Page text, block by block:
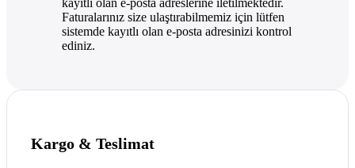
Faturalarınız size ulaştırabilmemiz için lütfen
sistemde kayıtlı olan e-posta adresinizi kontrol
ediniz.
Kargo & Teslimat